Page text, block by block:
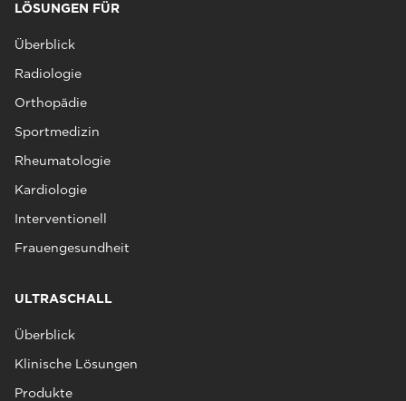
LÖSUNGEN FÜR
Überblick
Radiologie
Orthopädie
Sportmedizin
Rheumatologie
Kardiologie
Interventionell
Frauengesundheit
ULTRASCHALL
Überblick
Klinische Lösungen
Produkte